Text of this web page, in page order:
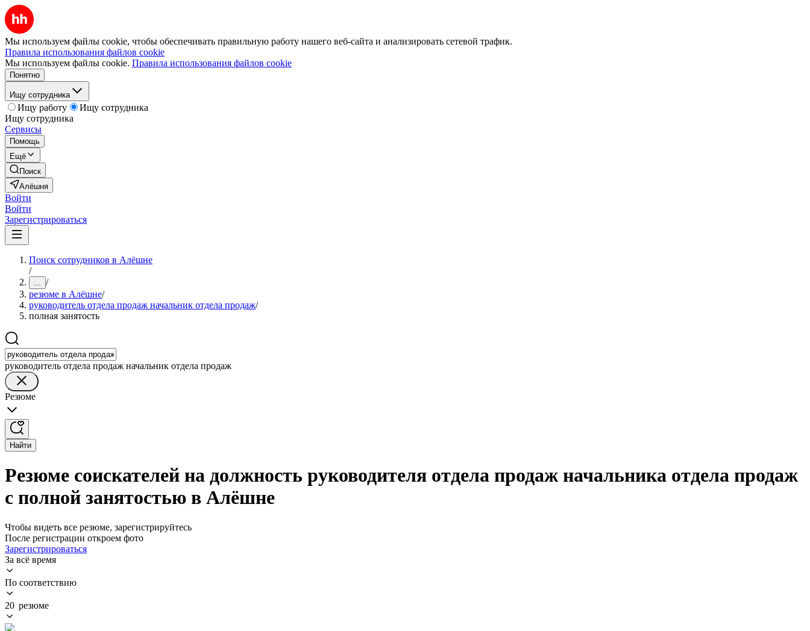
Мы используем файлы cookie, чтобы обеспечивать правильную работу нашего веб-сайта и анализировать сетевой трафик.
Правила использования файлов cookie
Мы используем файлы cookie. Правила использования файлов cookie
Понятно
Ищу сотрудника
Ищу работу
Ищу сотрудника
Ищу сотрудника
Сервисы
Помощь
Ещё
Поиск
Алёшня
Войти
Войти
Зарегистрироваться
Поиск сотрудников в Алёшне
/
... /
резюме в Алёшне/
руководитель отдела продаж начальник отдела продаж/
полная занятость
руководитель отдела продаж начальник отдела продаж
Резюме
Найти
Резюме соискателей на должность руководителя отдела продаж начальника отдела продаж
с полной занятостью в Алёшне
Чтобы видеть все резюме, зарегистрируйтесь
После регистрации откроем фото
Зарегистрироваться
За всё время
По соответствию
20 резюме